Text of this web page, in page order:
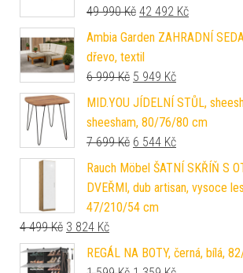
49 990Kč Původní cena byla:
42 492 KčAktuální
Ambia Garden ZAHRADNÍ
dřevo, textil
6 999Kč Původní cena byla: 6
5 949 KčAktuální cena
MID.YOU JÍDELNÍ STŮL,
sheesham, 80/76/80 cm
7 699Kč Původní cena byla: 7
6 544 KčAktuální cena
Rauch Möbel ŠATNÍ SKŘÍŇ S
DVEŘMI, dub artisan, vysoce
47/210/54 cm
4 499Kč Původní cena byla: 4 499 Kč.
3 824 KčAktuální cena je: 3 824 Kč.
REGÁL NA BOTY, černá, bílá,